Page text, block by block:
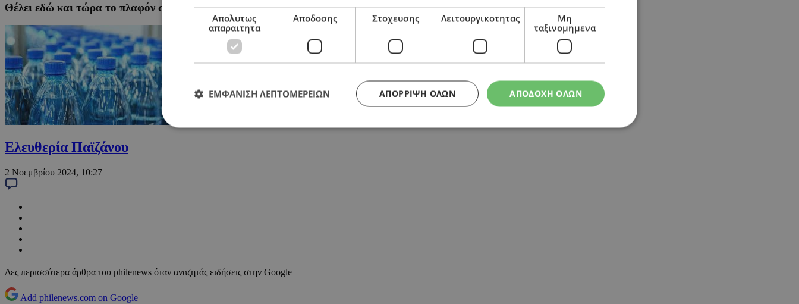
Θέλει εδώ και τώρα το πλαφόν στο νερό η Κυβέρνηση
Ελευθερία Παϊζάνου
2 Νοεμβρίου 2024, 10:27
Δες περισσότερα άρθρα του philenews όταν αναζητάς ειδήσεις στην Google
Add philenews.com on Google
Απολυτως
απαραιτητα
Αποδοσης Στοχευσης Λειτουργικοτητας
Μη
ταξινομημενα
ΑΠΟΔΟΧΗ ΟΛΩΝ
ΑΠΌΡΡΙΨΗ ΌΛΩΝ
ΕΜΦΑΝΙΣΗ ΛΕΠΤΟΜΕΡΕΙΩΝ